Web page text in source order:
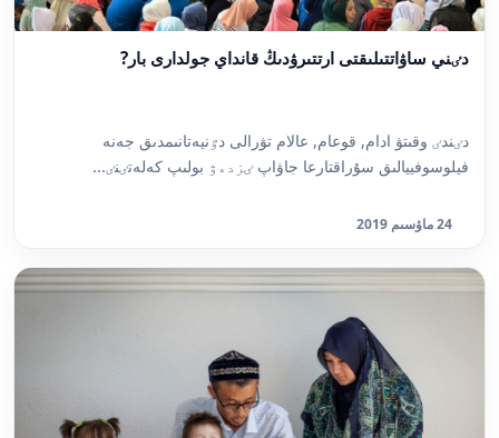
دٸني ساۋاتتىلىقتى ارتتىرۋدىڭ قانداي جولدارى بار?
دٸندٸ وقىتۋ ادام, قوعام, عالام تۋرالى دٷنيەتانىمدىق جەنە
فيلوسوفييالىق سۇراقتارعا جاۋاپ ٸزدەۋ بولىپ كەلەتٸنٸ...
24 ماۋسىم 2019